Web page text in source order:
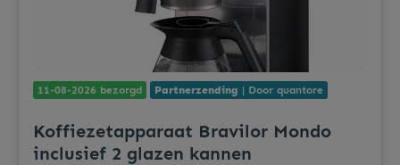
11-08-2026 bezorgd Partnerzending | Door quantore
Koffiezetapparaat Bravilor Mondo
inclusief 2 glazen kannen